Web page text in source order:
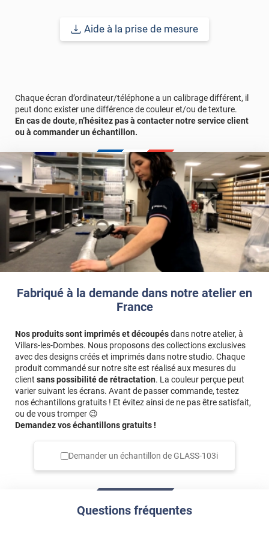
Fabriqué à la demande dans notre atelier en
France
Nos produits sont imprimés et découpésdans notre atelier, à
Villars-les-Dombes. Nous proposons des collections exclusives
avec des designs créés et imprimés dans notre studio. Chaque
produit commandé sur notre site est réalisé aux mesures du
client sans possibilité de rétractation. La couleur perçue peut
varier suivant les écrans. Avant de passer commande, testez
nos échantillons gratuits ! Et évitez ainsi de ne pas être satisfait,
ou de vous tromper 😉
Demandez vos échantillons gratuits !
Demander un échantillon de GLASS-103i
Questions fréquentes
: un vitrage équipé d’un film solaire posé en intérieur
peut chauffer davantage. Pour éviter ce risque de surchauffe,
Durabilité :12 à 15 anspour une application verticale en Europe
Centrale.
Ref. produit :GLASS103i
Aide à la prise de mesure
Chaque écran d’ordinateur/téléphone a un calibrage différent, il
peut donc exister une différence de couleur et/ou de texture.
En cas de doute, n’hésitez pas à contacter notre service client
ou à commander un échantillon.